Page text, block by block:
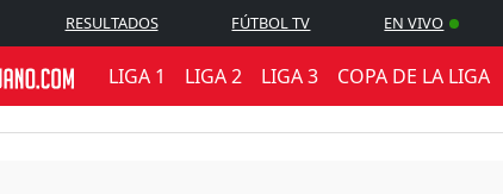
RESULTADOS FÚTBOL TV EN VIVO
LIGA 1 LIGA 2 LIGA 3 COPA DE LA LIGA